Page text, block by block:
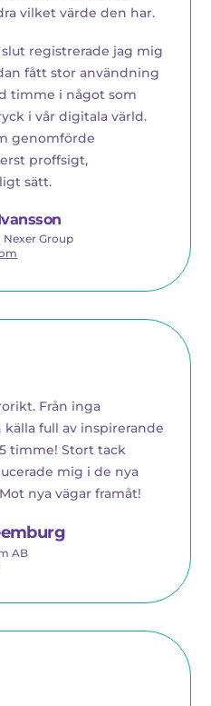
vilket värde den har.
registrerade jag mig
fått stor användning
timme i något som
i vår digitala värld.
genomförde
proffsigt,
sätt.
Nexer Group
Från inga
full av inspirerande
timme! Stort tack
mig i de nya
nya vägar framåt!
AB